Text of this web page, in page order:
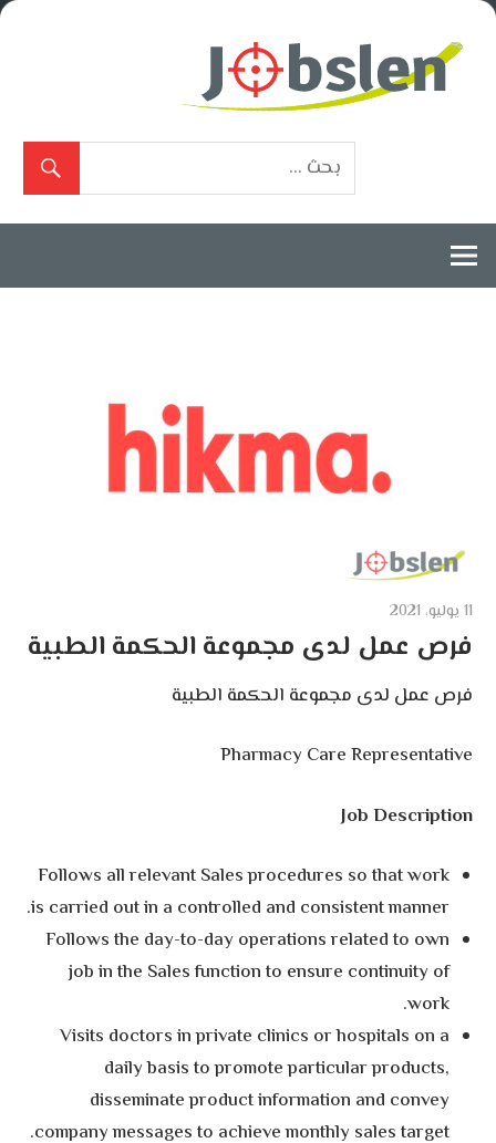
Skip
11 يوليو، 2021
فرص عمل لدى مجموعة الحكمة الطبية
فرص عمل لدى مجموعة الحكمة الطبية
Pharmacy Care Representative
Job Description
Follows all relevant Sales procedures so that work
is carried out in a controlled and consistent manner.
Follows the day-to-day operations related to own
job in the Sales function to ensure continuity of
work.
Visits doctors in private clinics or hospitals on a
daily basis to promote particular products,
disseminate product information and convey
company messages to achieve monthly sales target.